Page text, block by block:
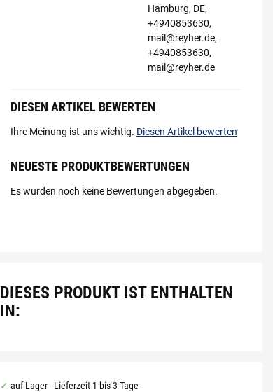
Hamburg, DE,
+4940853630,
mail@reyher.de,
+4940853630,
mail@reyher.de
DIESEN ARTIKEL BEWERTEN
Ihre Meinung ist uns wichtig. Diesen Artikel bewerten
NEUESTE PRODUKTBEWERTUNGEN
Es wurden noch keine Bewertungen abgegeben.
DIESES PRODUKT IST ENTHALTEN
IN:
auf Lager - Lieferzeit 1 bis 3 Tage